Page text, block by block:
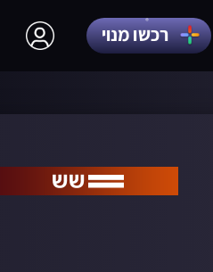
רכשו מנוי